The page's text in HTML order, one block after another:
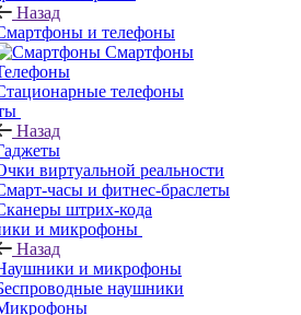
Назад
и телефоны
Смартфоны
телефоны
Назад
виртуальной реальности
часы и фитнес-браслеты
штрих-кода
и микрофоны
Назад
и микрофоны
наушники